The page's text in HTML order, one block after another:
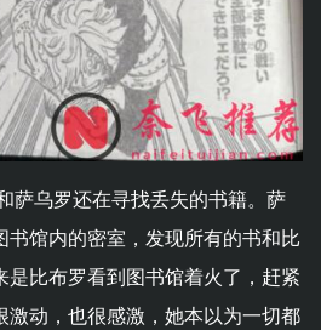
萨乌罗还在寻找丢失的书籍。萨
书馆内的密室，发现所有的书和比
是比布罗看到图书馆着火了，赶紧
激动，也很感激，她本以为一切都